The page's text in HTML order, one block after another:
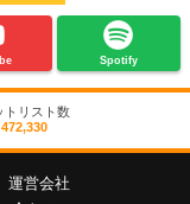
Spotify
トリスト数
472,330
運営会社